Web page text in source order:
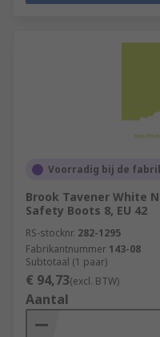
Voorradig bij de
Brook Tavener White
Safety Boots 8, EU 42
RS-stocknr. 282-1295
Fabrikantnummer 143-08
Subtotaal (1 paar)
€ 94,73(excl. BTW)
Aantal